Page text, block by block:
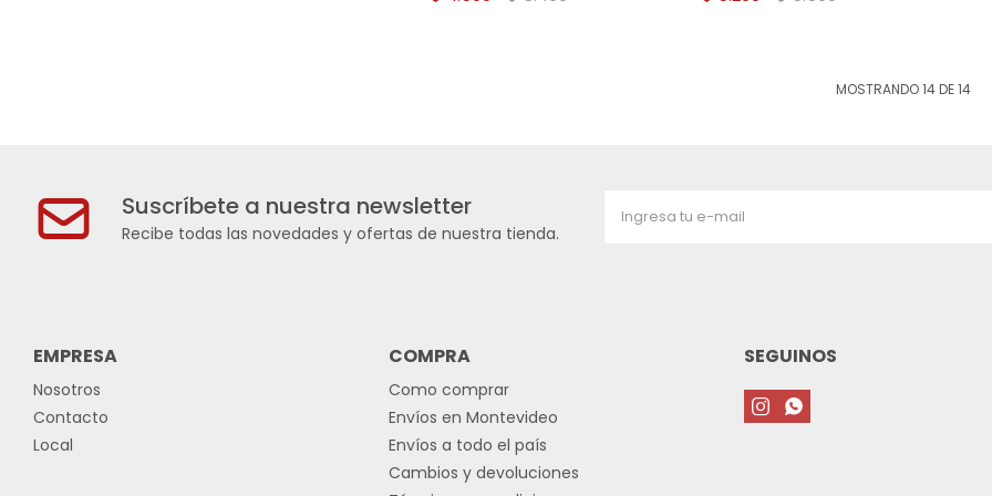
MOSTRANDO14DE14
Suscríbete a nuestra newsletter
Recibe todas las novedades y ofertas de nuestra tienda.
EMPRESA
Nosotros
Contacto
Local
COMPRA
Como comprar
Envíos en Montevideo
Envíos a todo el país
Cambios y devoluciones
SEGUINOS
 